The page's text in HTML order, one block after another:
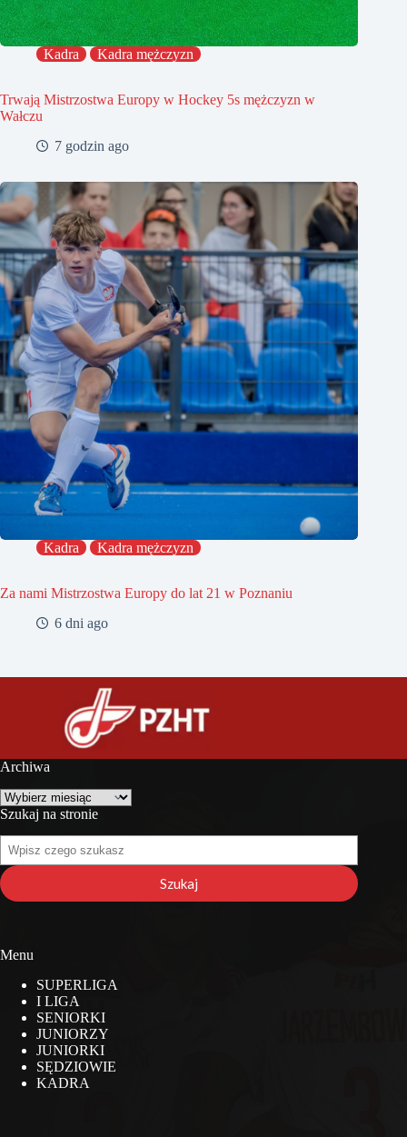
Kadra Kadra mężczyzn
Trwają Mistrzostwa Europy w Hockey 5s mężczyzn w
Wałczu
7 godzin ago
Kadra Kadra mężczyzn
Za nami Mistrzostwa Europy do lat 21 w Poznaniu
6 dni ago
Archiwa
Archiwa
Szukaj na stronie
Szukaj
na
stronie
Szukaj
Menu
SUPERLIGA
I LIGA
SENIORKI
JUNIORZY
JUNIORKI
SĘDZIOWIE
KADRA